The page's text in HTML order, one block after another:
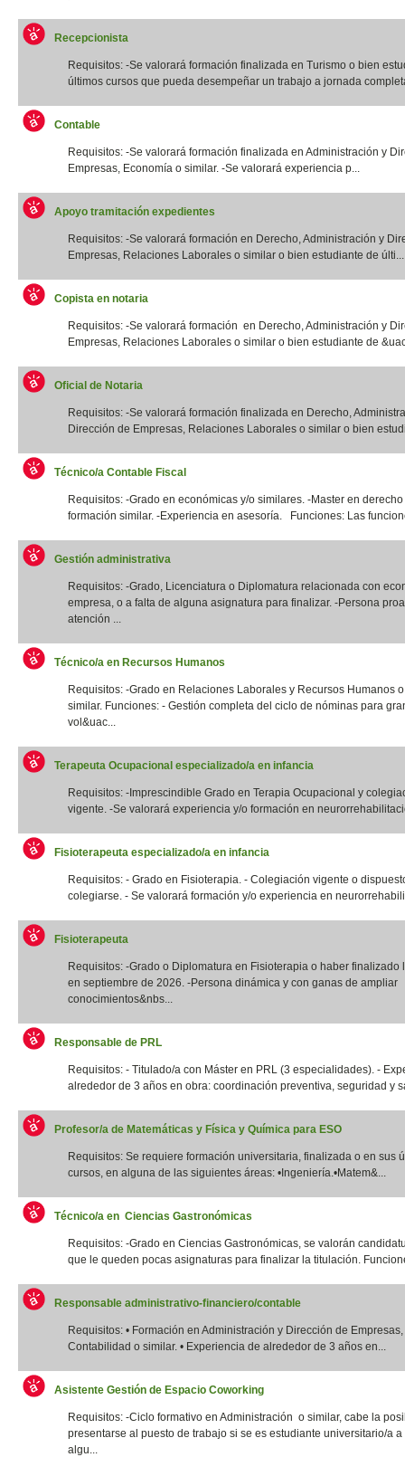
Recepcionista
Requisitos: -Se valorará formación finalizada en Turismo o bien
últimos cursos que pueda desempeñar un trabajo a jornada
Contable
Requisitos: -Se valorará formación finalizada en Administración y
Empresas, Economía o similar. -Se valorará experiencia p...
Apoyo tramitación expedientes
Requisitos: -Se valorará formación en Derecho, Administración y
Empresas, Relaciones Laborales o similar o bien estudiante de últi...
Copista en notaria
Requisitos: -Se valorará formación en Derecho, Administración y
Empresas, Relaciones Laborales o similar o bien estudiante de
Oficial de Notaria
Requisitos: -Se valorará formación finalizada en Derecho,
Dirección de Empresas, Relaciones Laborales o similar o bien
Técnico/a Contable Fiscal
Requisitos: -Grado en económicas y/o similares. -Master en
formación similar. -Experiencia en asesoría. Funciones: Las
Gestión administrativa
Requisitos: -Grado, Licenciatura o Diplomatura relacionada con
empresa, o a falta de alguna asignatura para finalizar. -Persona
atención ...
Técnico/a en Recursos Humanos
Requisitos: -Grado en Relaciones Laborales y Recursos Humanos
similar. Funciones: - Gestión completa del ciclo de nóminas para
vol&uac...
Terapeuta Ocupacional especializado/a en infancia
Requisitos: -Imprescindible Grado en Terapia Ocupacional y
vigente. -Se valorará experiencia y/o formación en
Fisioterapeuta especializado/a en infancia
Requisitos: - Grado en Fisioterapia. - Colegiación vigente o
colegiarse. - Se valorará formación y/o experiencia en
Fisioterapeuta
Requisitos: -Grado o Diplomatura en Fisioterapia o haber finalizado
en septiembre de 2026. -Persona dinámica y con ganas de ampliar
conocimientos&nbs...
Responsable de PRL
Requisitos: - Titulado/a con Máster en PRL (3 especialidades). -
alrededor de 3 años en obra: coordinación preventiva, seguridad y
Profesor/a de Matemáticas y Física y Química para ESO
Requisitos: Se requiere formación universitaria, finalizada o en sus
cursos, en alguna de las siguientes áreas: •Ingeniería.•Matem&...
Técnico/a en Ciencias Gastronómicas
Requisitos: -Grado en Ciencias Gastronómicas, se valorán
que le queden pocas asignaturas para finalizar la titulación.
Responsable administrativo-financiero/contable
Requisitos: • Formación en Administración y Dirección de
Contabilidad o similar. • Experiencia de alrededor de 3 años en...
Asistente Gestión de Espacio Coworking
Requisitos: -Ciclo formativo en Administración o similar, cabe la
presentarse al puesto de trabajo si se es estudiante universitario/a a
algu...